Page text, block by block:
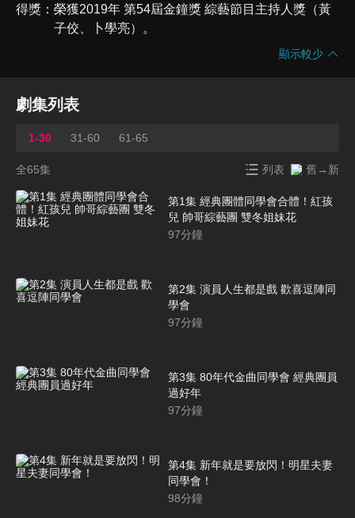
得獎
榮獲2019年 第54屆金鐘獎 綜藝節目主持人獎（黃
子佼、卜學亮）。
顯示較少
劇集列表
1-30 31-60 61-65
全65集 列表 舊→新
第1集 經典團體同學會合體！紅孩
兒 帥哥綜藝團 雙冬姐妹花
97分鐘
第2集 演員人生都是戲 歡喜逗陣同
學會
97分鐘
第3集 80年代金曲同學會 經典團員
過好年
97分鐘
第4集 新年就是要放閃！明星夫妻
同學會！
98分鐘